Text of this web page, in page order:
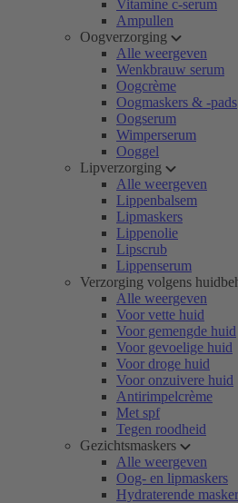
Vitamine c-serum
Ampullen
Oogverzorging
Alle weergeven
Wenkbrauw serum
Oogcrème
Oogmaskers & -pads
Oogserum
Wimperserum
Ooggel
Lipverzorging
Alle weergeven
Lippenbalsem
Lipmaskers
Lippenolie
Lipscrub
Lippenserum
Verzorging volgens
Alle weergeven
Voor vette huid
Voor gemengde huid
Voor gevoelige huid
Voor droge huid
Voor onzuivere huid
Antirimpelcrème
Met spf
Tegen roodheid
Gezichtsmaskers
Alle weergeven
Oog- en lipmaskers
Hydraterende